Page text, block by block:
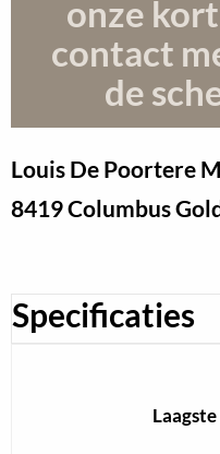
onze
contact
de
Louis De Poortere
8419 Columbus
Specificaties